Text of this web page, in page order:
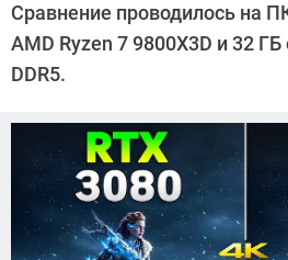
Калашников
Сравнение проводилось на
AMD Ryzen 7 9800X3D и 32
DDR5.